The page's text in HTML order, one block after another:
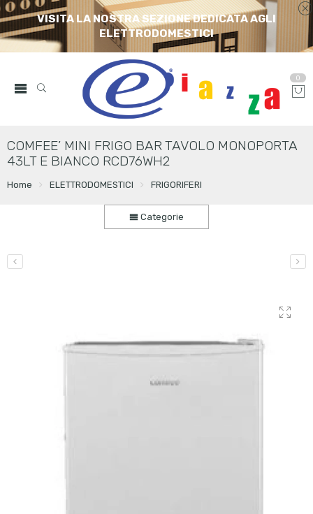
VISITA LA NOSTRA SEZIONE DEDICATA AGLI
ELETTRODOMESTICI
0
COMFEE’ MINI FRIGO BAR TAVOLO MONOPORTA
43LT E BIANCO RCD76WH2
Home ELETTRODOMESTICI FRIGORIFERI
Categorie